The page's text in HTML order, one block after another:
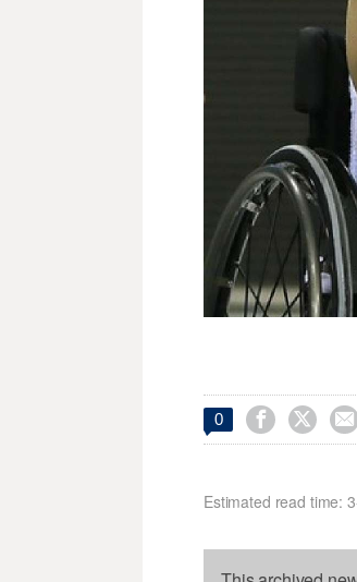
0   
Estimated read time: